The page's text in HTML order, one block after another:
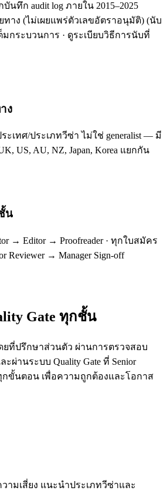
นทึก audit log ภายใน 2015–2025
าง (ไม่เผยแพร่ตัวเลขอัตราอนุมัติ) (นับ
มกระบวนการ · ดูระเบียบวิธีการนับที่
ง
เทศ/ประเภทวีซ่า ไม่ใช่ generalist — มี
US, AU, NZ, Japan, Korea แยกกัน
น
→ Editor → Proofreader · ทุกใบสมัคร
Reviewer → Manager Sign-off
Gate ทุกชั้น
ยที่ปรึกษาส่วนตัว ผ่านการตรวจสอบ
ผ่านระบบ Quality Gate ที่ Senior
กขั้นตอน เพื่อความถูกต้องและโอกาส
ามเสี่ยง แนะนำประเภทวีซ่าและ